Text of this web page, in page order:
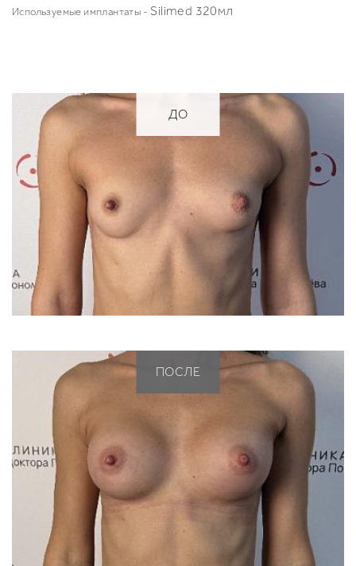
Используемые имплантаты - Silimed 320мл
ДО
ПОСЛЕ